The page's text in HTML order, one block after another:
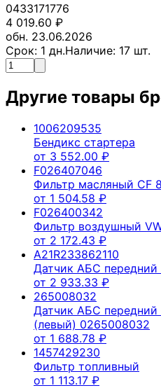
0433171776
4 019.60 ₽
обн. 23.06.2026
Срок: 1 дн.Наличие: 17 шт.
Другие товары
1006209535
Бендикс стартера
от 3 552.00 ₽
F026407046
Фильтр масляный CF
от 1 504.58 ₽
F026400342
Фильтр воздушный
от 2 172.43 ₽
A21R233862110
Датчик АБС передний
от 2 933.33 ₽
265008032
Датчик АБС передний
(левый) 0265008032
от 1 688.78 ₽
1457429230
Фильтр топливный
от 1 113.17 ₽